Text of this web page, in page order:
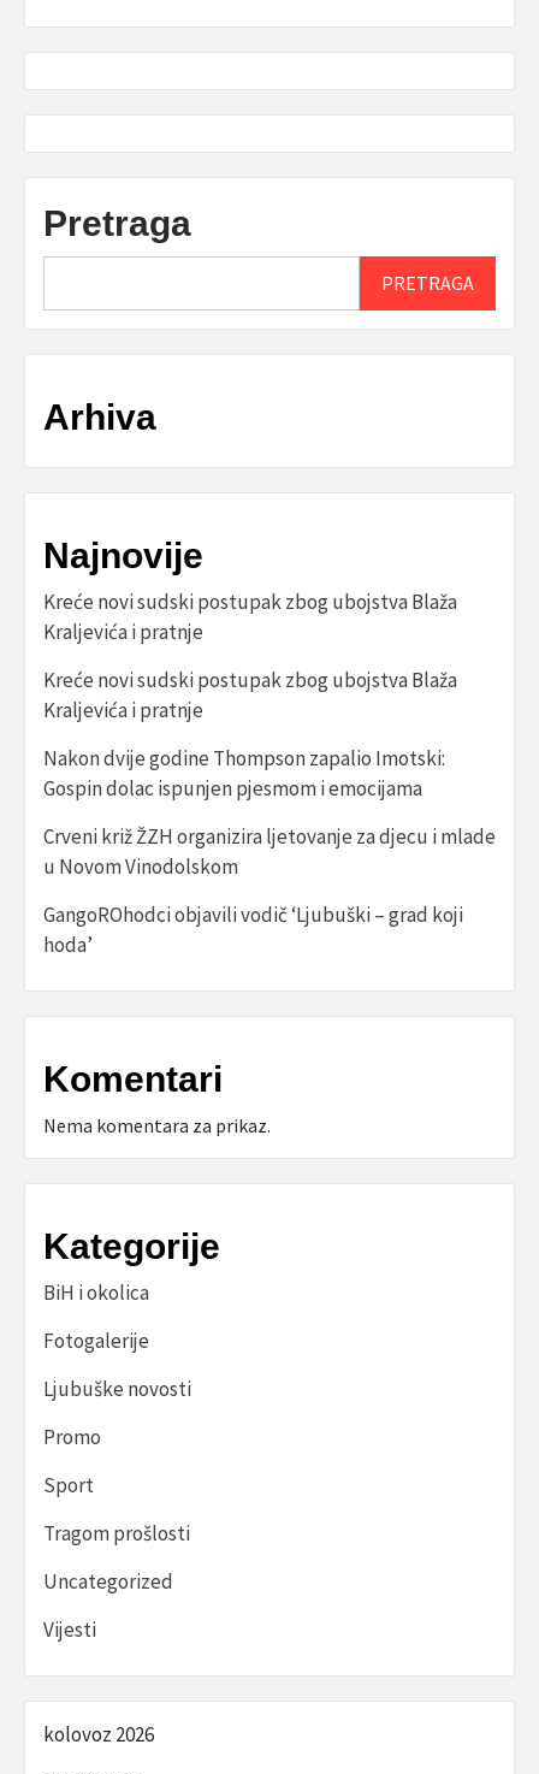
Pretraga
PRETRAGA
Arhiva
Najnovije
Kreće novi sudski postupak zbog ubojstva Blaža
Kraljevića i pratnje
Kreće novi sudski postupak zbog ubojstva Blaža
Kraljevića i pratnje
Nakon dvije godine Thompson zapalio Imotski:
Gospin dolac ispunjen pjesmom i emocijama
Crveni križ ŽZH organizira ljetovanje za djecu i mlade
u Novom Vinodolskom
GangoROhodci objavili vodič ‘Ljubuški – grad koji
hoda’
Komentari
Nema komentara za prikaz.
Kategorije
BiH i okolica
Fotogalerije
Ljubuške novosti
Promo
Sport
Tragom prošlosti
Uncategorized
Vijesti
kolovoz 2026